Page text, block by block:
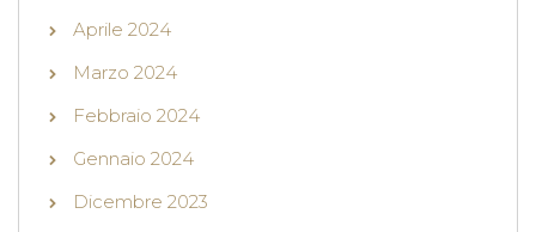
Aprile 2024
Marzo 2024
Febbraio 2024
Gennaio 2024
Dicembre 2023